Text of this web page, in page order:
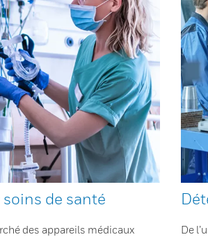
de santé
des appareils médicaux
De